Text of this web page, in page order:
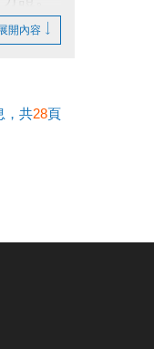
程。
明僅供
未盡
開內容
，共28頁